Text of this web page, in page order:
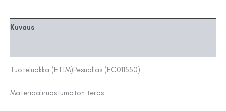
Kuvaus
Tuoteluokka (ETIM)Pesuallas (EC011550)
Materiaaliruostumaton teräs